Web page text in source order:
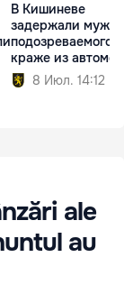
В Кишиневе
задержали
подозреваемого в
краже из
8 Июл. 14:12
ale
au